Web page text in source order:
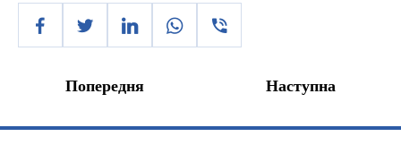
Попередня Наступна